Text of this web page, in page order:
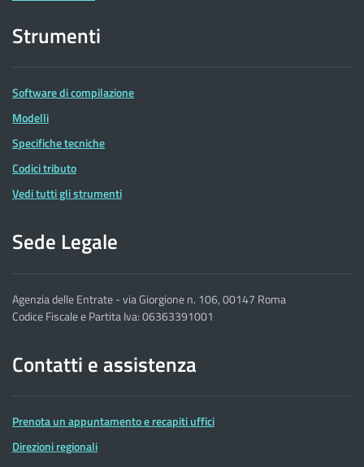
Strumenti
Software di compilazione
Modelli
Specifiche tecniche
Codici tributo
Vedi tutti gli strumenti
Sede Legale
Agenzia delle Entrate - via Giorgione n. 106, 00147 Roma
Codice Fiscale e Partita Iva: 06363391001
Contatti e assistenza
Prenota un appuntamento e recapiti uffici
Direzioni regionali